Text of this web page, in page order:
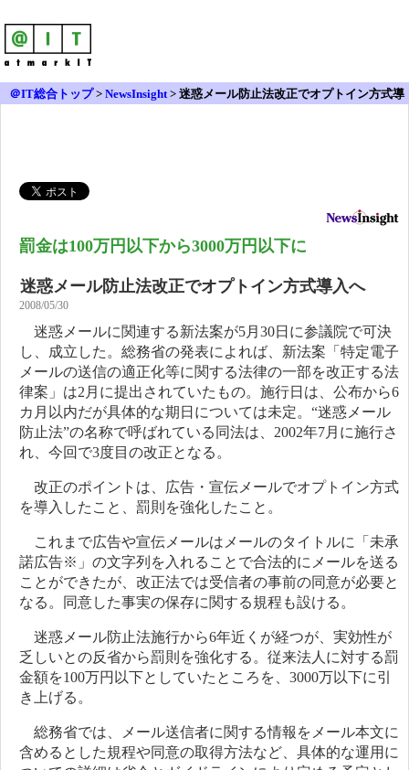
＠IT総合トップ> NewsInsight> 迷惑メール防止法改正でオプトイン方式導
罰金は100万円以下から3000万円以下に
迷惑メール防止法改正でオプトイン方式導入へ
2008/05/30
迷惑メールに関連する新法案が5月30日に参議院で可決
し、成立した。総務省の発表によれば、新法案「特定電子
メールの送信の適正化等に関する法律の一部を改正する法
律案」は2月に提出されていたもの。施行日は、公布から6
カ月以内だが具体的な期日については未定。“迷惑メール
防止法”の名称で呼ばれている同法は、2002年7月に施行さ
れ、今回で3度目の改正となる。
改正のポイントは、広告・宣伝メールでオプトイン方式
を導入したこと、罰則を強化したこと。
これまで広告や宣伝メールはメールのタイトルに「未承
諾広告※」の文字列を入れることで合法的にメールを送る
ことができたが、改正法では受信者の事前の同意が必要と
なる。同意した事実の保存に関する規程も設ける。
迷惑メール防止法施行から6年近くが経つが、実効性が
乏しいとの反省から罰則を強化する。従来法人に対する罰
金額を100万円以下としていたところを、3000万以下に引
き上げる。
総務省では、メール送信者に関する情報をメール本文に
含めるとした規程や同意の取得方法など、具体的な運用に